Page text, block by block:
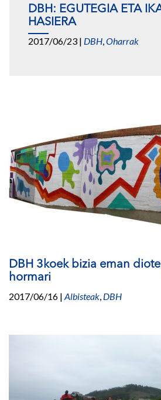
DBH: EGUTEGIA ETA
HASIERA
2017/06/23 | DBH,Oharrak
DBH 3koek bizia eman
hormari
2017/06/16 | Albisteak, DBH